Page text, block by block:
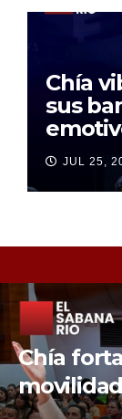
Chía
sus
JUL 25,
Chía
fuentes
tres